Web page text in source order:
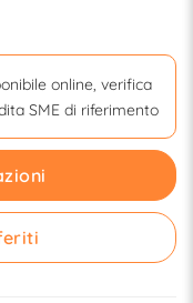
online, verifica
SME di riferimento